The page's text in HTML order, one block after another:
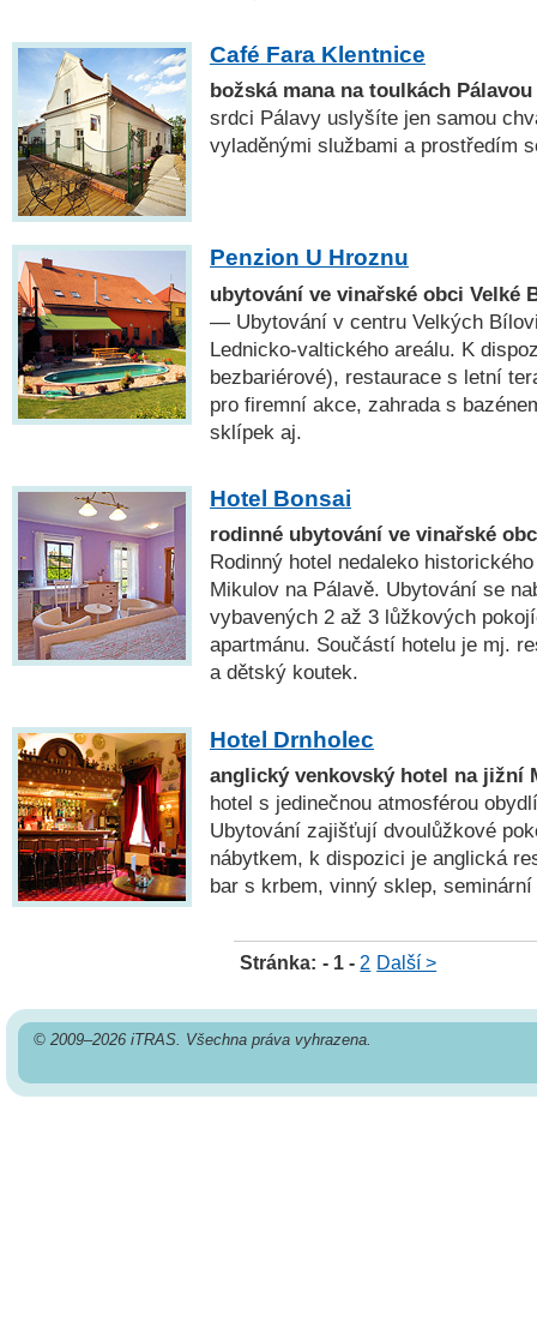
Café Fara Klentnice
božská mana na toulkách Pálavou
srdci Pálavy uslyšíte jen samou
vyladěnými službami a prostředím
Penzion U Hroznu
ubytování ve vinařské obci Velké
— Ubytování v centru Velkých
Lednicko-valtického areálu. K
bezbariérové), restaurace s letní
pro firemní akce, zahrada s
sklípek aj.
Hotel Bonsai
rodinné ubytování ve vinařské
Rodinný hotel nedaleko
Mikulov na Pálavě. Ubytování se
vybavených 2 až 3 lůžkových
apartmánu. Součástí hotelu je mj.
a dětský koutek.
Hotel Drnholec
anglický venkovský hotel na jižní
hotel s jedinečnou atmosférou
Ubytování zajišťují dvoulůžkové
nábytkem, k dispozici je anglická
bar s krbem, vinný sklep,
Stránka: - 1 - 2 Další >
© 2009–2026 iTRAS. Všechna práva vyhrazena.